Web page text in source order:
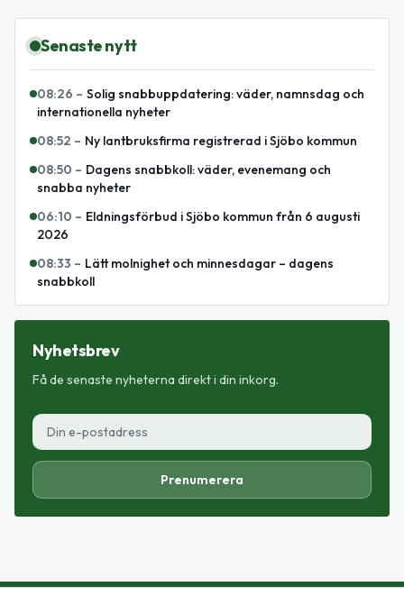
Senaste nytt
08:26 – Solig snabbuppdatering: väder, namnsdag och
internationella nyheter
08:52 – Ny lantbruksfirma registrerad i Sjöbo kommun
08:50 – Dagens snabbkoll: väder, evenemang och
snabba nyheter
06:10 – Eldningsförbud i Sjöbo kommun från 6 augusti
2026
08:33 – Lätt molnighet och minnesdagar – dagens
snabbkoll
Nyhetsbrev
Få de senaste nyheterna direkt i din inkorg.
Prenumerera